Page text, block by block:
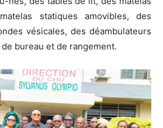
statiques amovibles, des
vésicales, des déambulateurs
bureau et de rangement.